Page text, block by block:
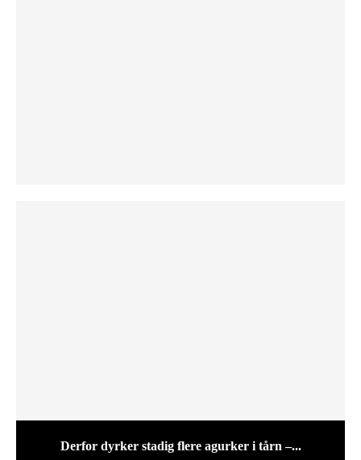
Derfor dyrker stadig flere agurker i tårn –...